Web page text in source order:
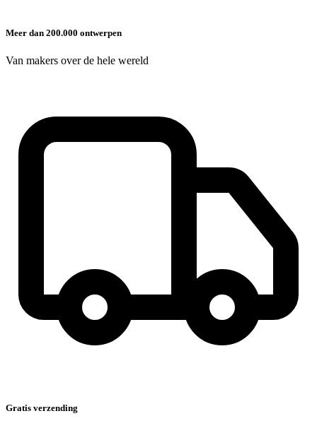
Meer dan 200.000 ontwerpen
Van makers over de hele wereld
Gratis verzending